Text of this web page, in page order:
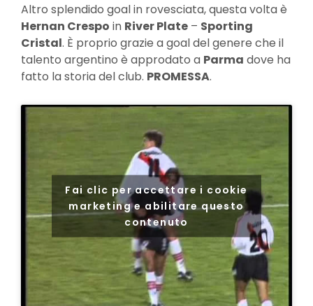
Altro splendido goal in rovesciata, questa volta è
Hernan Crespo in River Plate – Sporting
Cristal. È proprio grazie a goal del genere che il
talento argentino è approdato a Parma dove ha
fatto la storia del club. PROMESSA.
Fai clic per accettare i cookie
marketing e abilitare questo
contenuto